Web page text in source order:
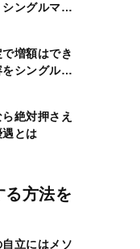
ングルマザ
増額はでき
シングルマ
絶対押さえ
とは
る方法を
立にはメソ